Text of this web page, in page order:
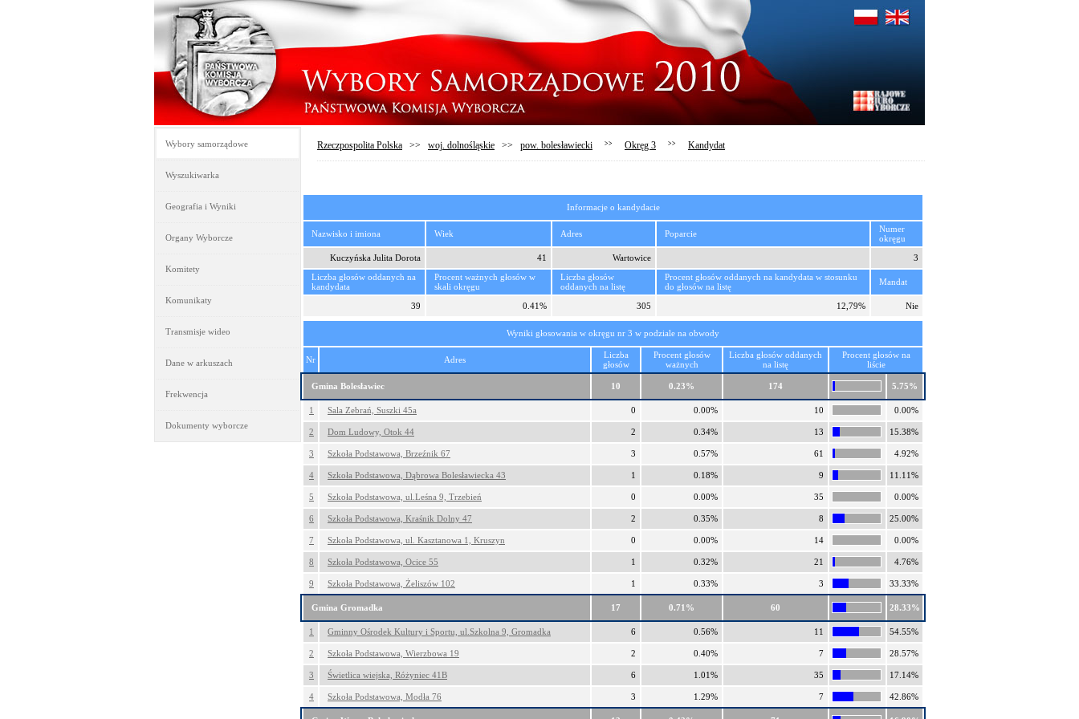
Wybory samorządowe
Wyszukiwarka
Geografia i Wyniki
Organy Wyborcze
Komitety
Komunikaty
Transmisje wideo
Dane w arkuszach
Frekwencja
Dokumenty wyborcze
Rzeczpospolita Polska >> woj. dolnośląskie >> pow. bolesławiecki >> Okręg 3 >> Kandydat
Informacje o kandydacie
Nazwisko i imiona Wiek Adres Poparcie
Numer
okręgu
Kuczyńska Julita Dorota
41 Wartowice
3
Liczba głosów oddanych na
kandydata
Procent ważnych głosów w
skali okręgu
Liczba głosów
oddanych na listę
Procent głosów oddanych na kandydata w stosunku
do głosów na listę
Mandat
39 0.41% 305 12,79% Nie
Wyniki głosowania w okręgu nr 3 w podziale na obwody
Nr Adres
Liczba
głosów
Procent głosów
ważnych
Liczba głosów oddanych
na listę
Procent głosów na
liście
Gmina Bolesławiec 10 0.23% 174 5.75%
1 Sala Zebrań, Suszki 45a 0 0.00% 10 0.00%
2 Dom Ludowy, Otok 44 2 0.34% 13 15.38%
3 Szkoła Podstawowa, Brzeźnik 67 3 0.57% 61 4.92%
4 Szkoła Podstawowa, Dąbrowa Bolesławiecka 43 1 0.18% 9 11.11%
5 Szkoła Podstawowa, ul.Leśna 9, Trzebień 0 0.00% 35 0.00%
6 Szkoła Podstawowa, Kraśnik Dolny 47 2 0.35% 8 25.00%
7 Szkoła Podstawowa, ul. Kasztanowa 1, Kruszyn 0 0.00% 14 0.00%
8 Szkoła Podstawowa, Ocice 55 1 0.32% 21 4.76%
9 Szkoła Podstawowa, Żeliszów 102 1 0.33% 3 33.33%
Gmina Gromadka 17 0.71% 60 28.33%
1 Gminny Ośrodek Kultury i Sportu, ul.Szkolna 9, Gromadka 6 0.56% 11 54.55%
2 Szkoła Podstawowa, Wierzbowa 19 2 0.40% 7 28.57%
3 Świetlica wiejska, Różyniec 41B 6 1.01% 35 17.14%
4 Szkoła Podstawowa, Modła 76 3 1.29% 7 42.86%